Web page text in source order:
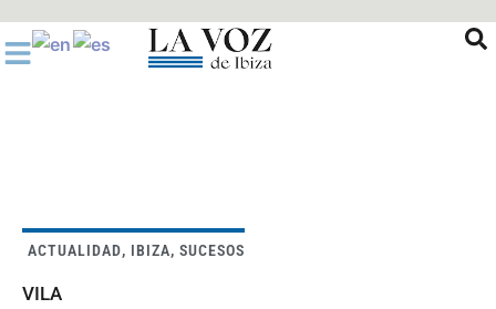
al
contenido
ACTUALIDAD, IBIZA, SUCESOS
VILA